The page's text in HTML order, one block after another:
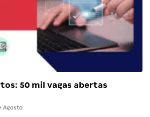
50 mil vagas abertas
Agosto